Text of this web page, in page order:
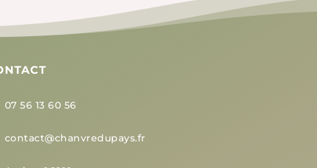
07 56 13 60 56
contact@chanvredupays.fr